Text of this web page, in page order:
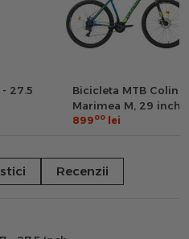
27.5
Bicicleta MTB
Marimea M, 29 inch,
Schimbator Shimano
89900 lei
Recenzii